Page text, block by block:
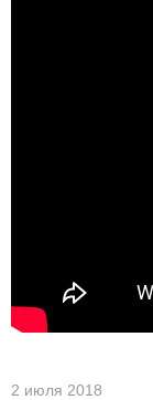
2 июля 2018